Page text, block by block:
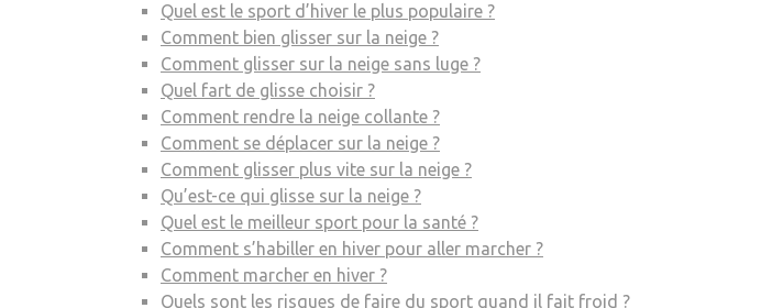
Quel est le sport d’hiver le plus populaire ?
Comment bien glisser sur la neige ?
Comment glisser sur la neige sans luge ?
Quel fart de glisse choisir ?
Comment rendre la neige collante ?
Comment se déplacer sur la neige ?
Comment glisser plus vite sur la neige ?
Qu’est-ce qui glisse sur la neige ?
Quel est le meilleur sport pour la santé ?
Comment s’habiller en hiver pour aller marcher ?
Comment marcher en hiver ?
Quels sont les risques de faire du sport quand il fait froid ?